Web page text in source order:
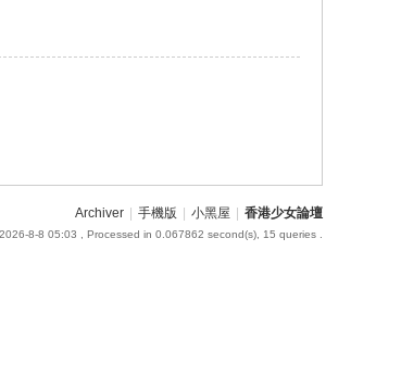
Archiver 手機版 小黑屋 香港少女論壇
8-8 05:03 , Processed in 0.067862 second(s), 15 queries .